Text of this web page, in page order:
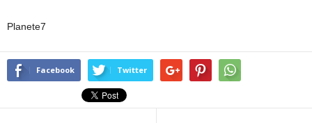
Planete7
Facebook Twitter